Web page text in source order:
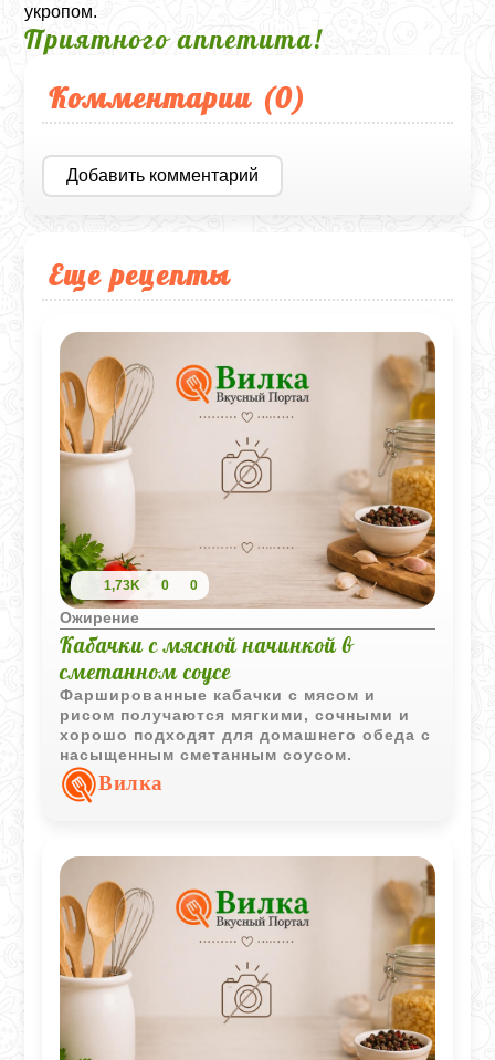
укропом.
Приятного аппетита!
Комментарии (0)
Добавить комментарий
Еще рецепты
1,73K 0 0
Ожирение
Кабачки с мясной начинкой в
сметанном соусе
Фаршированные кабачки с мясом и
рисом получаются мягкими, сочными и
хорошо подходят для домашнего обеда с
насыщенным сметанным соусом.
Вилка